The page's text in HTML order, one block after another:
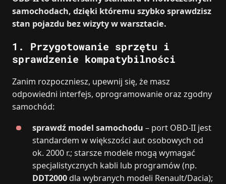
samochodach, dzięki któremu szybko sprawdzisz
stan pojazdu bez wizyty w warsztacie.
1. Przygotowanie sprzętu i
sprawdzenie kompatybilności
Zanim rozpoczniesz, upewnij się, że masz
odpowiedni interfejs, oprogramowanie oraz zgodny
samochód:
sprawdź model samochodu – port OBD‑II jest
standardem w większości aut osobowych od
ok. 2000 r.; starsze modele mogą wymagać
specjalistycznych kabli lub programów (np.
DDT2000 dla wybranych modeli Renault/Dacia);